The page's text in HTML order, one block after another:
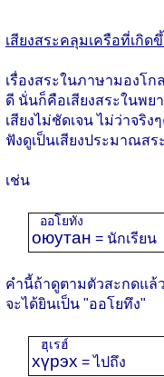
เสียงสระคลุมเครือที่เกิ
เรื่องสระในภาษามองโ
ดี นั่นก็คือเสียงสระในพย
เสียงไม่ชัดเจน ไม่ว่าจริ
ฟังดูเป็นเสียงประมาณสร
เช่น
оюутан
ออโยทัง
= นักเรียน
คำนี้ถ้าดูตามตัวสะกดแล้
จะได้ยินเป็น "ออโยทึง"
хүрэх
ฮุเรฮ์
= ไปถึง